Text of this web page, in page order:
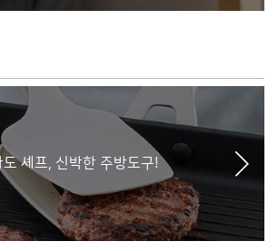
도 셰프, 신박한 주방도구!